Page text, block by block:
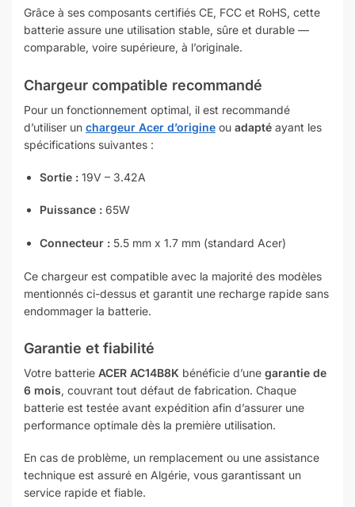
Grâce à ses composants certifiés CE, FCC et RoHS, cette
batterie assure une utilisation stable, sûre et durable —
comparable, voire supérieure, à l’originale.
Chargeur compatible recommandé
Pour un fonctionnement optimal, il est recommandé
d’utiliser un chargeur Acer d’origine ou adapté ayant les
spécifications suivantes :
Sortie : 19V – 3.42A
Puissance : 65W
Connecteur : 5.5 mm x 1.7 mm (standard Acer)
Ce chargeur est compatible avec la majorité des modèles
mentionnés ci-dessus et garantit une recharge rapide sans
endommager la batterie.
Garantie et fiabilité
Votre batterie ACER AC14B8K bénéficie d’une garantie de
6 mois, couvrant tout défaut de fabrication. Chaque
batterie est testée avant expédition afin d’assurer une
performance optimale dès la première utilisation.
En cas de problème, un remplacement ou une assistance
technique est assuré en Algérie, vous garantissant un
service rapide et fiable.